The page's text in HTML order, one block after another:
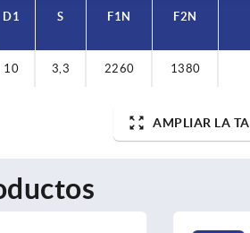
D1 S F1 N F2 N
10 3,3 2260 1380
AMPLIAR LA